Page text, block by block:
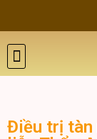
Điều trị tàn